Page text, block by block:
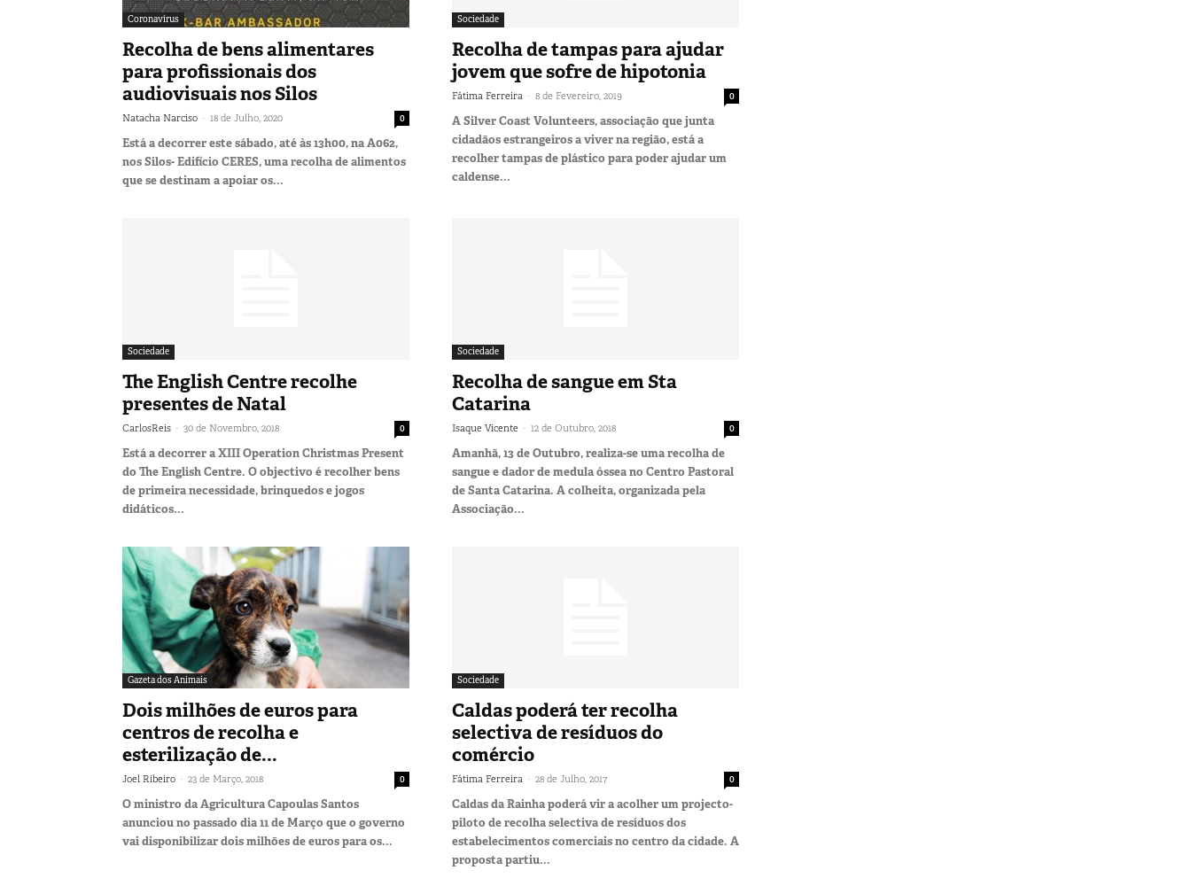
Coronavírus
Recolha de bens alimentares
para profissionais dos
audiovisuais nos Silos
Natacha Narciso - 18 de Julho, 2020 0
Está a decorrer este sábado, até às 13h00, na A062,
nos Silos- Edifício CERES, uma recolha de alimentos
que se destinam a apoiar os...
Sociedade
Recolha de tampas para ajudar
jovem que sofre de hipotonia
Fátima Ferreira - 8 de Fevereiro, 2019 0
A Silver Coast Volunteers, associação que junta
cidadãos estrangeiros a viver na região, está a
recolher tampas de plástico para poder ajudar um
caldense...
Sociedade
The English Centre recolhe
presentes de Natal
CarlosReis - 30 de Novembro, 2018 0
Está a decorrer a XIII Operation Christmas Present
do The English Centre. O objectivo é recolher bens
de primeira necessidade, brinquedos e jogos
didáticos...
Sociedade
Recolha de sangue em Sta
Catarina
Isaque Vicente - 12 de Outubro, 2018 0
Amanhã, 13 de Outubro, realiza-se uma recolha de
sangue e dador de medula óssea no Centro Pastoral
de Santa Catarina. A colheita, organizada pela
Associação...
Gazeta dos Animais
Dois milhões de euros para
centros de recolha e
esterilização de...
Joel Ribeiro - 23 de Março, 2018 0
O ministro da Agricultura Capoulas Santos
anunciou no passado dia 11 de Março que o governo
vai disponibilizar dois milhões de euros para os...
Sociedade
Caldas poderá ter recolha
selectiva de resíduos do
comércio
Fátima Ferreira - 28 de Julho, 2017 0
Caldas da Rainha poderá vir a acolher um projecto-
piloto de recolha selectiva de resíduos dos
estabelecimentos comerciais no centro da cidade. A
proposta partiu...